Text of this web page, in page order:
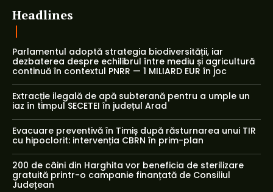
Headlines
Parlamentul adoptă strategia biodiversității, iar
dezbaterea despre echilibrul între mediu și agricultură
continuă în contextul PNRR — 1 MILIARD EUR în joc
Extracție ilegală de apă subterană pentru a umple un
iaz în timpul SECETEI în județul Arad
Evacuare preventivă în Timiș după răsturnarea unui TIR
cu hipoclorit: intervenția CBRN în prim-plan
200 de câini din Harghita vor beneficia de sterilizare
gratuită printr-o campanie finanțată de Consiliul
Județean